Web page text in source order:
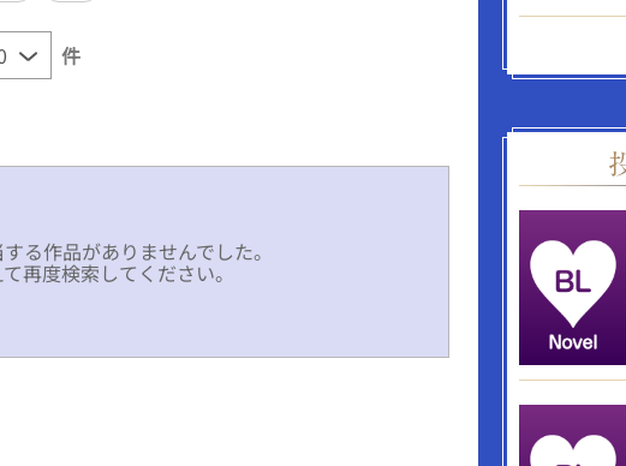
件
る作品がありませんでした。
再度検索してください。